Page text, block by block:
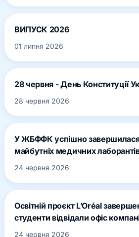
ВИПУСК 2026
01 липня 2026
28 червня - День Конституції
28 червня 2026
У ЖБФФК успішно завершилася
майбутніх медичних
24 червня 2026
Освітній проєкт L’Oréal
студенти відвідали офіс
24 червня 2026